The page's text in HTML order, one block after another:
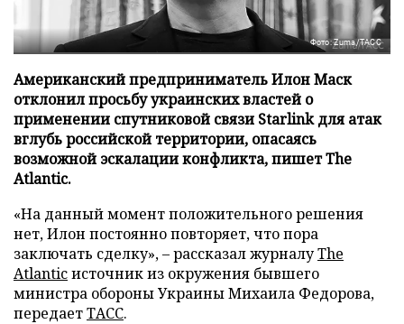
Фото: Zuma/ТАСС
Американский предприниматель Илон Маск
отклонил просьбу украинских властей о
применении спутниковой связи Starlink для атак
вглубь российской территории, опасаясь
возможной эскалации конфликта, пишет The
Atlantic.
«На данный момент положительного решения
нет, Илон постоянно повторяет, что пора
заключать сделку», – рассказал журналуThe
Atlanticисточник из окружения бывшего
министра обороны Украины Михаила Федорова,
передаетТАСС.